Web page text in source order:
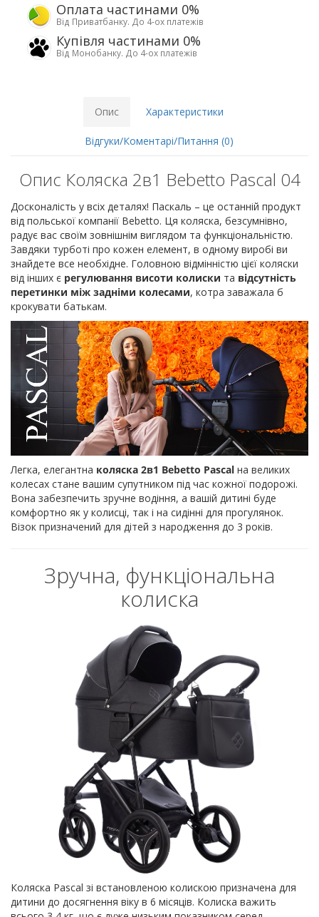
Оплата частинами 0%
Від Приватбанку. До 4-ох платежів
Купівля частинами 0%
Від Монобанку. До 4-ох платежів
Опис Характеристики
Відгуки/Коментарі/Питання (0)
Опис Коляска 2в1 Bebetto Pascal 04
Досконалість у всіх деталях! Паскаль – це останній продукт
від польської компанії Bebetto. Ця коляска, безсумнівно,
радує вас своїм зовнішнім виглядом та функціональністю.
Завдяки турботі про кожен елемент, в одному виробі ви
знайдете все необхідне. Головною відмінністю цієї коляски
від інших є регулювання висоти колиски та відсутність
перетинки між задніми колесами, котра заважала б
крокувати батькам.
Легка, елегантна коляска 2в1 Bebetto Pascal на великих
колесах стане вашим супутником під час кожної подорожі.
Вона забезпечить зручне водіння, а вашій дитині буде
комфортно як у колисці, так і на сидінні для прогулянок.
Візок призначений для дітей з народження до 3 років.
Зручна, функціональна
колиска
Коляска Pascal зі встановленою колискою призначена для
дитини до досягнення віку в 6 місяців. Колиска важить